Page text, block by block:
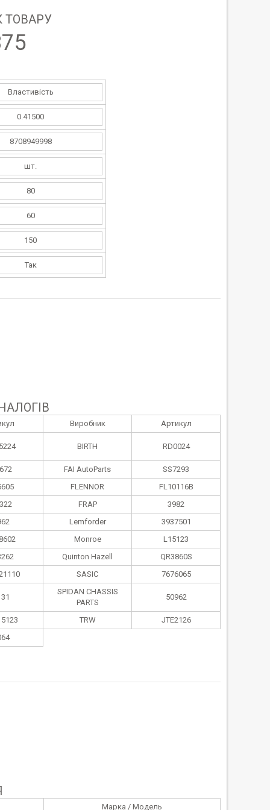
ТОВАРУ
Властивість
0.41500
8708949998
шт.
80
60
150
Так
Виробник Артикул
BIRTH RD0024
FAI AutoParts
SS7293
FLENNOR
FL10116B
FRAP
3982
Lemforder
3937501
Monroe
L15123
Quinton Hazell
QR3860S
SASIC 7676065
SPIDAN CHASSIS
PARTS
50962
TRW
JTE2126
Марка / Модель